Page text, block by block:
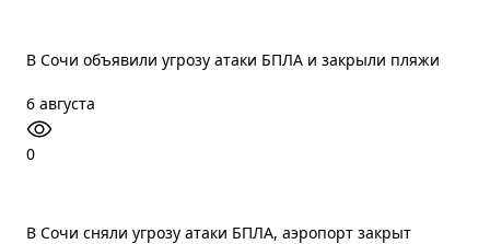
В Сочи объявили угрозу атаки БПЛА и закрыли пляжи
6 августа
0
В Сочи сняли угрозу атаки БПЛА, аэропорт закрыт